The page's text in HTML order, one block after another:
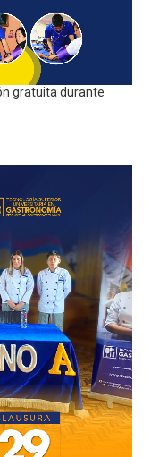
gratuita durante